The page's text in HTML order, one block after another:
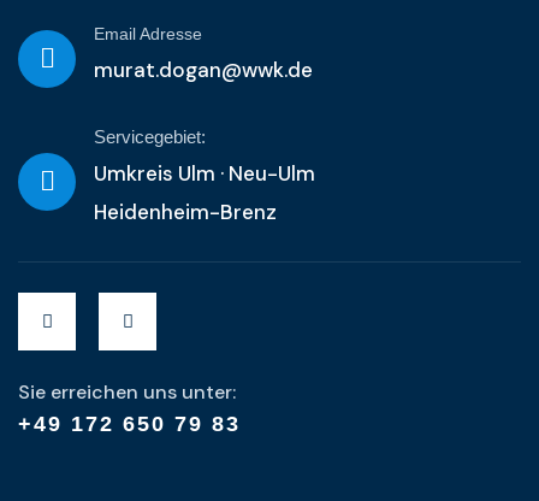
Email Adresse
murat.dogan@wwk.de
Servicegebiet:
Umkreis Ulm · Neu-Ulm
Heidenheim-Brenz
Sie erreichen uns unter:
+49 172 650 79 83